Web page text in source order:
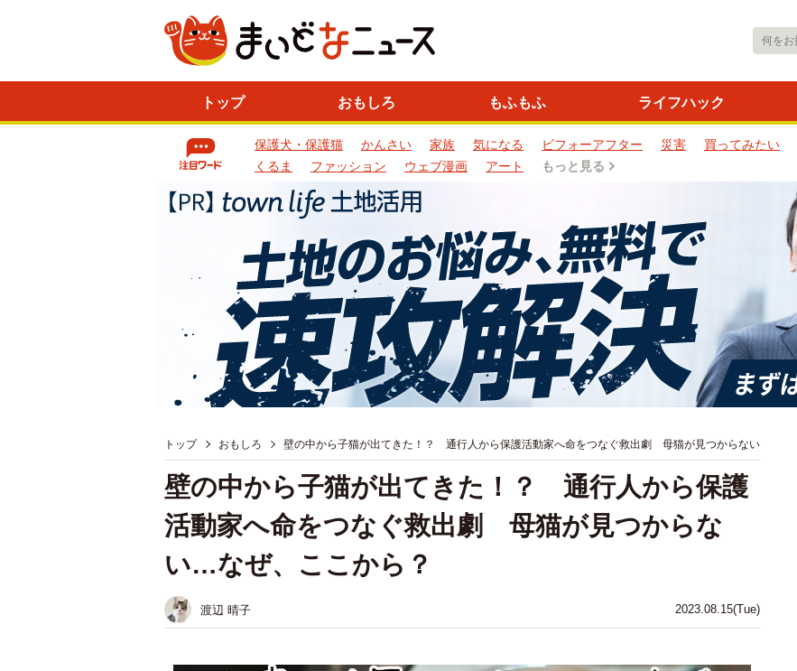
トップ おもしろ もふもふ ライフハック
保護犬・保護猫 かんさい 家族 気になる ビフォーアフター 災害 買ってみたい
くるま
ファッション ウェブ漫画 アート もっと見る
トップ おもしろ 壁の中から子猫が出てきた！？ 通行人から保護活動家へ命をつなぐ救出劇 母猫が見つからない
2023.08.15(Tue)
壁の中から子猫が出てきた！？ 通行人から保護
活動家へ命をつなぐ救出劇 母猫が見つからな
い…なぜ、ここから？
渡辺 晴子